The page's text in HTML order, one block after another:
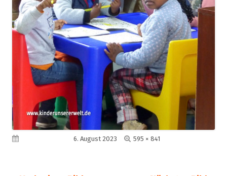
Veröffentlicht am6. August 2023 Volle
595 × 841